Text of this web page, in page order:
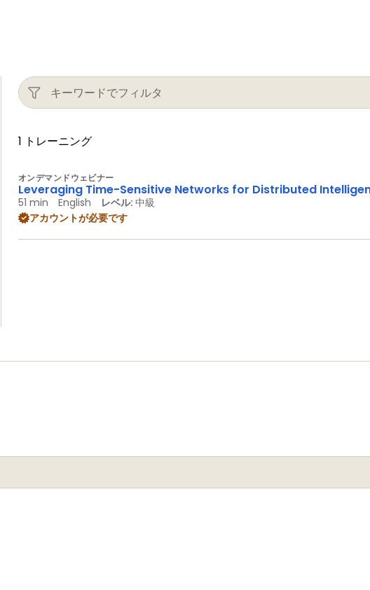
1 トレーニング
オンデマンドウェビナー
Leveraging Time-Sensitive Networks for Distributed
51 min English レベル: 中級
アカウントが必要です